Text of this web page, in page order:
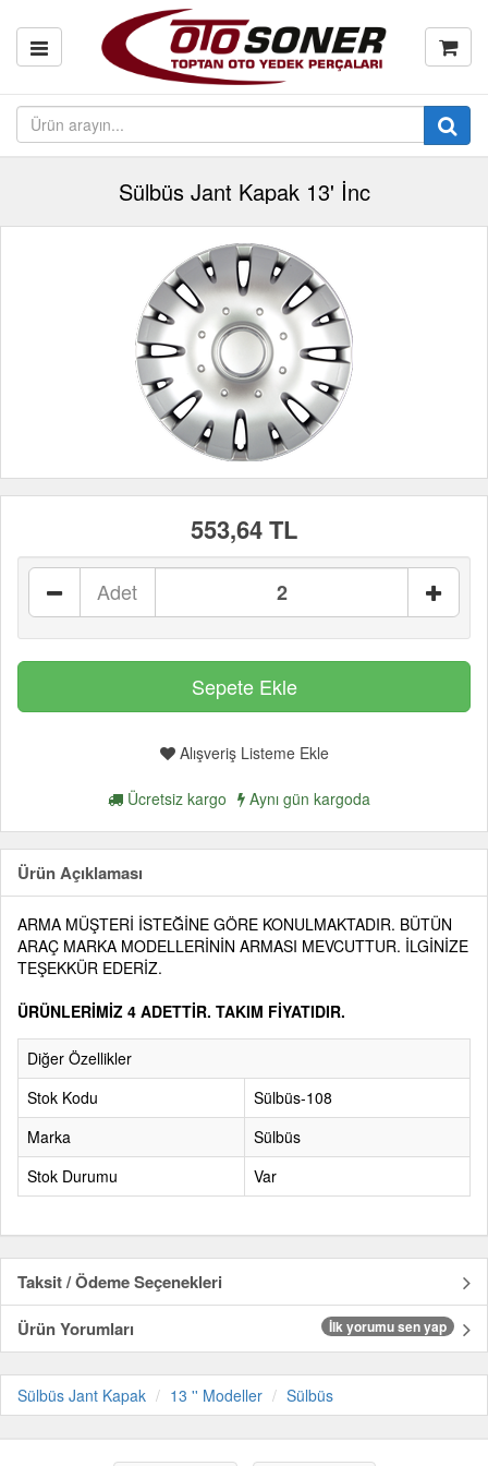
Sülbüs Jant Kapak 13' İnc
553,64 TL
Adet
Alışveriş Listeme Ekle
Ücretsiz kargo Aynı gün kargoda
Ürün Açıklaması
ARMA MÜŞTERİ İSTEĞİNE GÖRE KONULMAKTADIR. BÜTÜN
ARAÇ MARKA MODELLERİNİN ARMASI MEVCUTTUR. İLGİNİZE
TEŞEKKÜR EDERİZ.
ÜRÜNLERİMİZ 4 ADETTİR. TAKIM FİYATIDIR.
Diğer Özellikler
Stok Kodu
Sülbüs-108
Marka
Sülbüs
Stok Durumu
Var
Taksit / Ödeme Seçenekleri
Ürün Yorumları
İlk yorumu sen yap
Sülbüs Jant Kapak 13 '' Modeller Sülbüs